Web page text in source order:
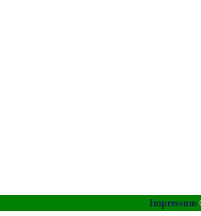
Impressum